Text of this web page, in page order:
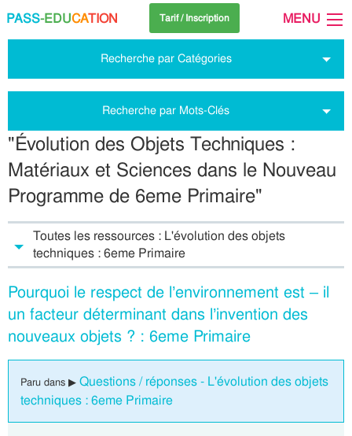
PASS-EDUCATION Tarif / Inscription MENU
Recherche par Catégories
Recherche par Mots-Clés
"Évolution des Objets Techniques :
Matériaux et Sciences dans le Nouveau
Programme de 6eme Primaire"
Toutes les ressources : L'évolution des objets
techniques : 6eme Primaire
Pourquoi le respect de l’environnement est – il
un facteur déterminant dans l’invention des
nouveaux objets ? : 6eme Primaire
Paru dans ▶ Questions / réponses - L'évolution des objets
techniques : 6eme Primaire